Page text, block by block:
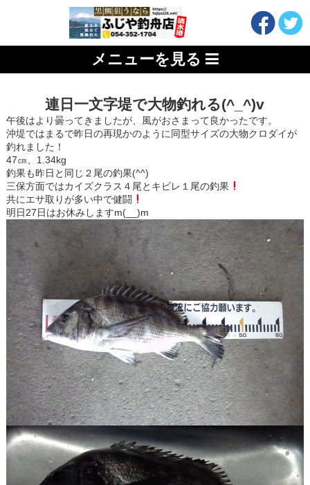
メニューを見る
連日一文字堤で大物釣れる(^_^)v
午後はより曇ってきましたが、風がおさまって良かったです。
沖堤ではまるで昨日の再現かのように同型サイズの大物クロダイが
釣れました！
47㎝、1.34kg
釣果も昨日と同じ２尾の釣果(^^)
三保方面ではカイズクラス４尾とキビレ１尾の釣果
共にエサ取りが多い中で健闘
明日27日はお休みしますm(__)m